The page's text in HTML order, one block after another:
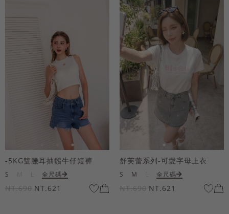
-5KG雙腰耳抽鬚牛仔短褲
S 全尺碼
NT.690 NT.621
舒芙蕾系列-可愛字母上衣
S M 全尺碼
NT.690 NT.621